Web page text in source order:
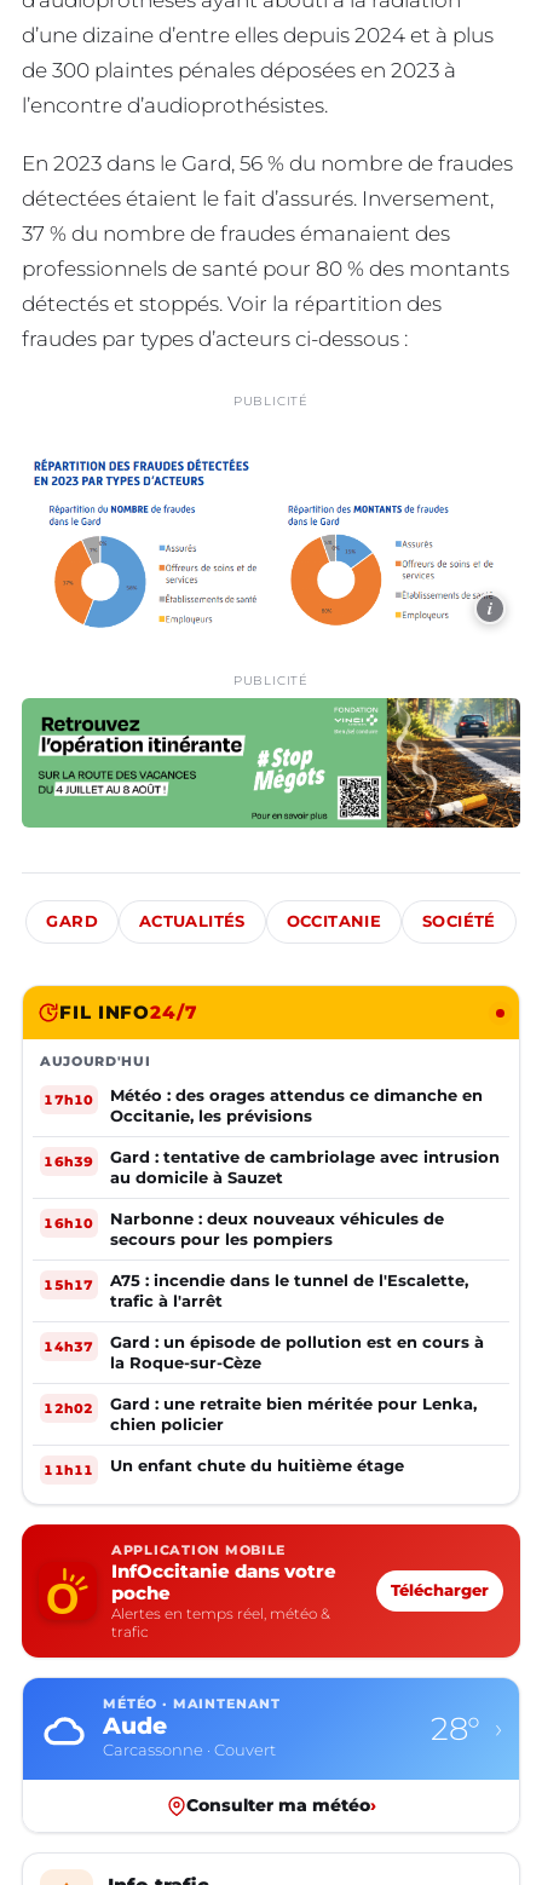
d’une dizaine d’entre elles depuis 2024 et à plus
de 300 plaintes pénales déposées en 2023 à
l’encontre d’audioprothésistes.
En 2023 dans le Gard, 56 % du nombre de fraudes
détectées étaient le fait d’assurés. Inversement,
37 % du nombre de fraudes émanaient des
professionnels de santé pour 80 % des montants
détectés et stoppés. Voir la répartition des
fraudes par types d’acteurs ci-dessous :
PUBLICITÉ
i
PUBLICITÉ
GARD ACTUALITÉS OCCITANIE SOCIÉTÉ
FIL INFO24/7
AUJOURD'HUI
17h10
Météo : des orages attendus ce dimanche en
Occitanie, les prévisions
16h39
Gard : tentative de cambriolage avec intrusion
au domicile à Sauzet
16h10
Narbonne : deux nouveaux véhicules de
secours pour les pompiers
15h17
A75 : incendie dans le tunnel de l'Escalette,
trafic à l'arrêt
14h37
Gard : un épisode de pollution est en cours à
la Roque-sur-Cèze
12h02
Gard : une retraite bien méritée pour Lenka,
chien policier
11h11 Un enfant chute du huitième étage
APPLICATION MOBILE
InfOccitanie dans votre
poche
Alertes en temps réel, météo &
trafic
Télécharger
MÉTÉO · MAINTENANT
Aude
Carcassonne · Couvert
28° ›
Consulter ma météo›